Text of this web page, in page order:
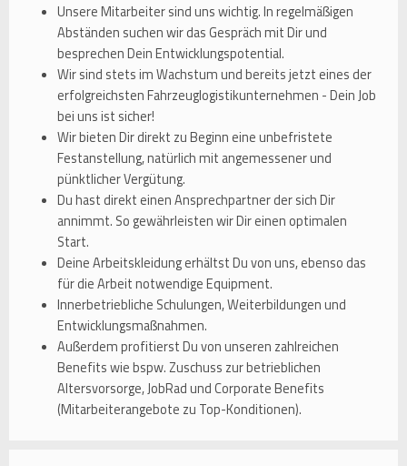
Unsere Mitarbeiter sind uns wichtig. In regelmäßigen
Abständen suchen wir das Gespräch mit Dir und
besprechen Dein Entwicklungspotential.
Wir sind stets im Wachstum und bereits jetzt eines der
erfolgreichsten Fahrzeuglogistikunternehmen - Dein Job
bei uns ist sicher!
Wir bieten Dir direkt zu Beginn eine unbefristete
Festanstellung, natürlich mit angemessener und
pünktlicher Vergütung.
Du hast direkt einen Ansprechpartner der sich Dir
annimmt. So gewährleisten wir Dir einen optimalen
Start.
Deine Arbeitskleidung erhältst Du von uns, ebenso das
für die Arbeit notwendige Equipment.
Innerbetriebliche Schulungen, Weiterbildungen und
Entwicklungsmaßnahmen.
Außerdem profitierst Du von unseren zahlreichen
Benefits wie bspw. Zuschuss zur betrieblichen
Altersvorsorge, JobRad und Corporate Benefits
(Mitarbeiterangebote zu Top-Konditionen).